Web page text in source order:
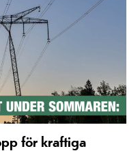
för kraftiga